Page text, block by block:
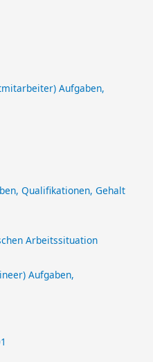
Aufgaben,
Qualifikationen, Gehalt
Aufgaben,